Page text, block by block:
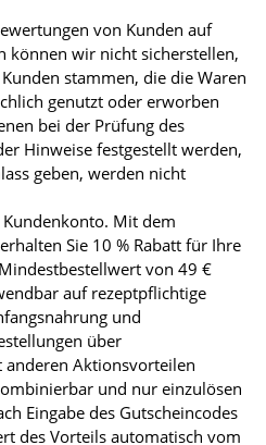
von Kunden auf
können wir nicht sicherstellen,
stammen, die die Waren
genutzt oder erworben
bei der Prüfung des
Hinweise festgestellt werden,
geben, werden nicht
Mit dem
Sie 10 % Rabatt für Ihre
von 49 €
auf rezeptpflichtige
und
über
Aktionsvorteilen
und nur einzulösen
Eingabe des Gutscheincodes
des Vorteils automatisch vom